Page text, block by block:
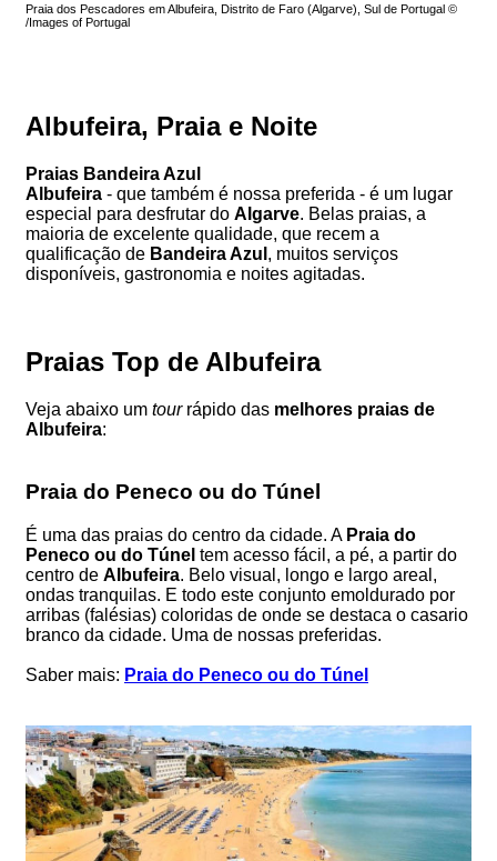
Praia dos Pescadores em Albufeira, Distrito de Faro (Algarve), Sul de Portugal ©
/Images of Portugal
Albufeira, Praia e Noite
Praias Bandeira Azul
Albufeira - que também é nossa preferida - é um lugar
especial para desfrutar do Algarve. Belas praias, a
maioria de excelente qualidade, que recem a
qualificação de Bandeira Azul , muitos serviços
disponíveis, gastronomia e noites agitadas.
Praias Top de Albufeira
Veja abaixo um tourrápido das melhores praias de
Albufeira:
Praia do Peneco ou do Túnel
É uma das praias do centro da cidade. A Praia do
Peneco ou do Túnel tem acesso fácil, a pé, a partir do
centro de Albufeira. Belo visual, longo e largo areal,
ondas tranquilas. E todo este conjunto emoldurado por
arribas (falésias) coloridas de onde se destaca o casario
branco da cidade. Uma de nossas preferidas.
Saber mais: Praia do Peneco ou do Túnel